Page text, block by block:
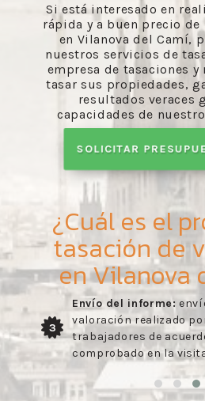
Si está interesado en
rápida y a buen precio
en Vilanova del Camí,
nuestros servicios de
empresa de tasaciones y
tasar sus propiedades,
resultados veraces
capacidades de
SOLICITAR
¿Cuál es el
tasación de
en Vilanova
3
Envío del informe:
valoración realizado
trabajadores de
comprobado en la